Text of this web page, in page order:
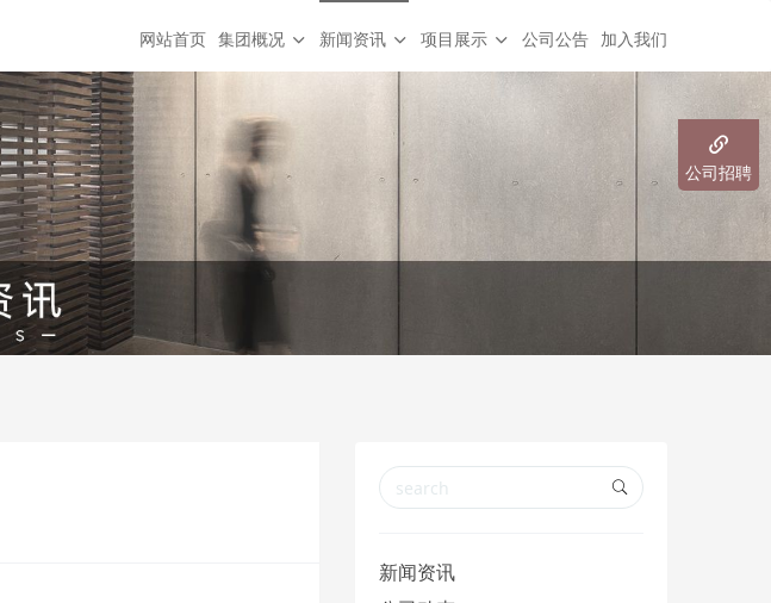
网站首页 集团概况 新闻资讯 项目展示 公司公告 加入我们
新闻资讯
公司招聘